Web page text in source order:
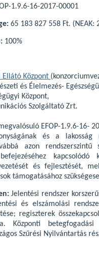
1.9.6-16-2017-00001
65 183 827 558 Ft. (NEAK:
100%
Ellátó Központ
és Élelmezés-
Központ,
Szolgáltató Zrt.
EFOP-1.9.6-16-
és a
azon
és fejlesztését,
támogatásához
Jelentési rendszer
és elszámolási
regiszterek
Központi
Szűrési Nyilvántartás